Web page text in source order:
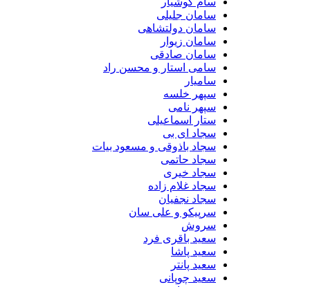
سامان جلیلی
سامان دولتشاهی
سامان زیوار
سامان صادقی
سامی استار و محسن راد
سامیار
سپهر خلسه
سپهر نامی
ستار اسماعیلی
سجاد ای بی
سجاد باذوقی و مسعود بیات
سجاد حاتمی
سجاد خیری
سجاد غلام زاده
سجاد نجفیان
سرپیکو و علی سان
سروش
سعید باقری فرد
سعید پاشا
سعید پانتر
سعید چوپانی